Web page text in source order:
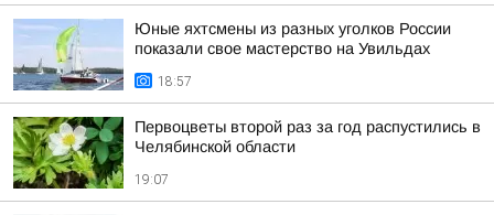
Юные яхтсмены из разных уголков России
показали свое мастерство на Увильдах
18:57
Первоцветы второй раз за год распустились в
Челябинской области
19:07